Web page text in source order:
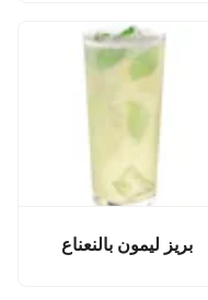
بريز ليمون بالنعناع